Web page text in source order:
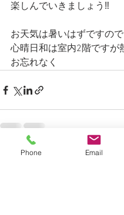
楽しんでいきましょう‼️
お天気は暑いはずですので
心晴日和は室内2階ですが
お忘れなく
最新記事
Phone Email